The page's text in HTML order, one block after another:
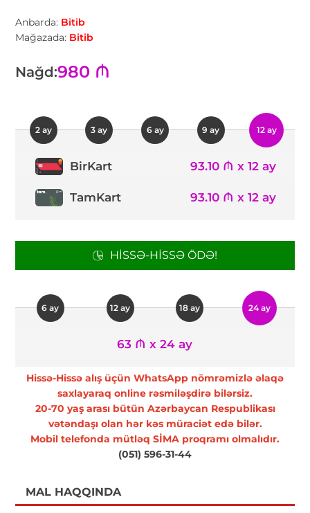
Anbarda: Bitib
Mağazada: Bitib
Nağd:980 ₼
2 ay 3 ay 6 ay 9 ay 12 ay
BirKart 93.10 ₼ x 12 ay
TamKart 93.10 ₼ x 12 ay
HISSƏ-HISSƏ ÖDƏ!
6 ay 12 ay 18 ay 24 ay
63 ₼ x 24 ay
Hissə-Hissə alış üçün WhatsApp nömrəmizlə əlaqə
saxlayaraq online rəsmiləşdirə bilərsiz.
20-70 yaş arası bütün Azərbaycan Respublikası
vətəndaşı olan hər kəs müraciət edə bilər.
Mobil telefonda mütləq SİMA proqramı olmalıdır.
(051) 596-31-44
MAL HAQQINDA